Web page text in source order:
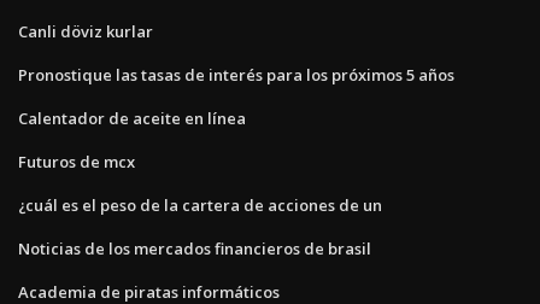
Canli döviz kurlar
Pronostique las tasas de interés para los próximos 5 años
Calentador de aceite en línea
Futuros de mcx
¿cuál es el peso de la cartera de acciones de un
Noticias de los mercados financieros de brasil
Academia de piratas informáticos